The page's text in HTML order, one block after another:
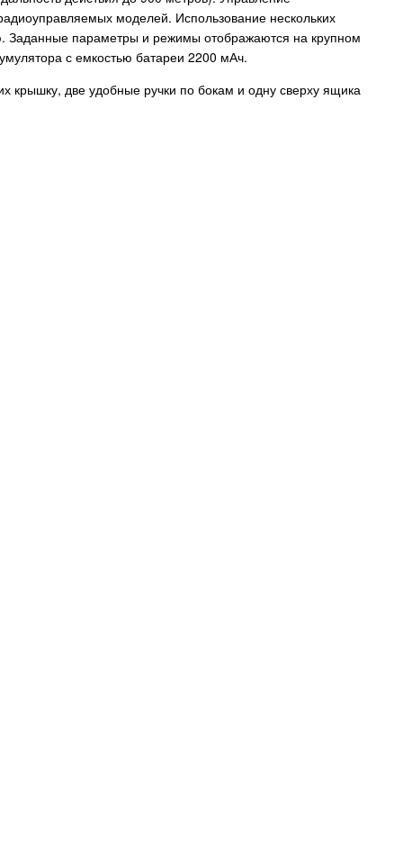
моделей. Использование нескольких
Заданные параметры и режимы отображаются на крупном
с емкостью батареи 2200 мАч.
крышку, две удобные ручки по бокам и одну сверху ящика